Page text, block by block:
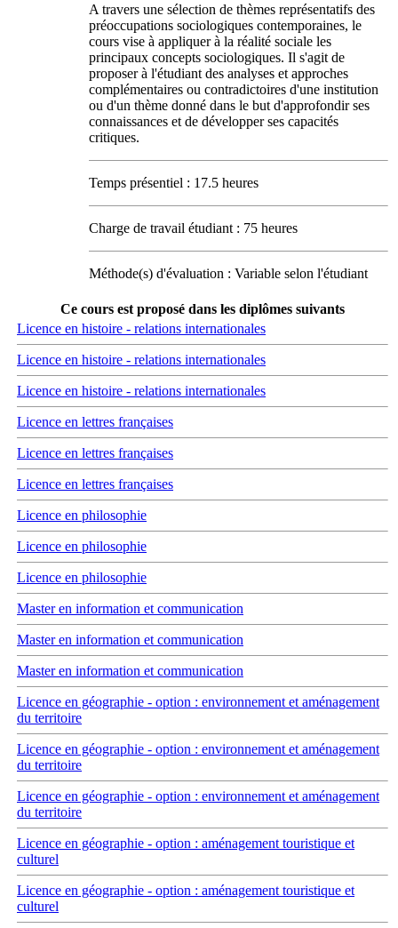
A travers une sélection de thèmes représentatifs des
préoccupations sociologiques contemporaines, le
cours vise à appliquer à la réalité sociale les
principaux concepts sociologiques. Il s'agit de
proposer à l'étudiant des analyses et approches
complémentaires ou contradictoires d'une institution
ou d'un thème donné dans le but d'approfondir ses
connaissances et de développer ses capacités
critiques.
Temps présentiel : 17.5 heures
Charge de travail étudiant : 75 heures
Méthode(s) d'évaluation : Variable selon l'étudiant
Ce cours est proposé dans les diplômes suivants
Licence en histoire - relations internationales
Licence en histoire - relations internationales
Licence en histoire - relations internationales
Licence en lettres françaises
Licence en lettres françaises
Licence en lettres françaises
Licence en philosophie
Licence en philosophie
Licence en philosophie
Master en information et communication
Master en information et communication
Master en information et communication
Licence en géographie - option : environnement et aménagement
du territoire
Licence en géographie - option : environnement et aménagement
du territoire
Licence en géographie - option : environnement et aménagement
du territoire
Licence en géographie - option : aménagement touristique et
culturel
Licence en géographie - option : aménagement touristique et
culturel